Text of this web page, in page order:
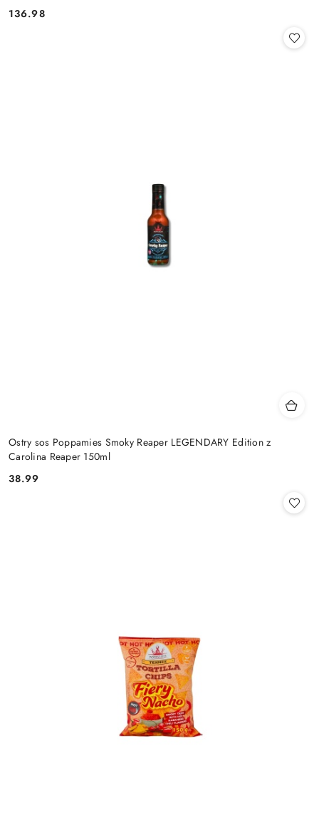
Cena:
136.98
Ostry sos Poppamies Smoky Reaper LEGENDARY Edition z
Carolina Reaper 150ml
Cena:
38.99